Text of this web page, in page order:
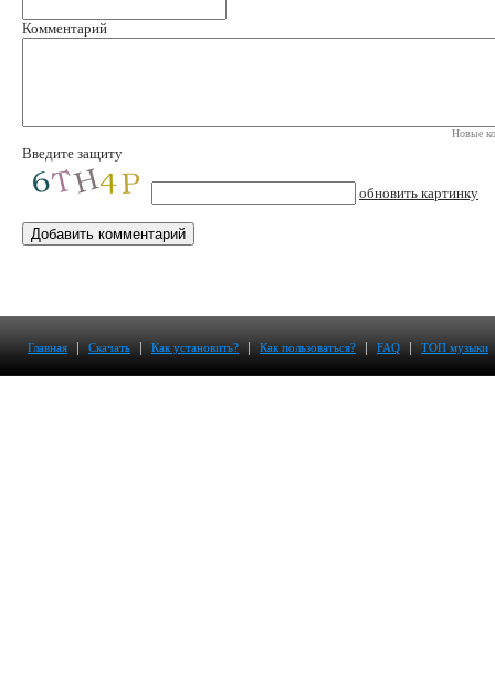
Комментарий
Новые
Введите защиту
обновить картинку
Главная | Скачать | Как установить? | Как пользоваться? | FAQ | ТОП музыки